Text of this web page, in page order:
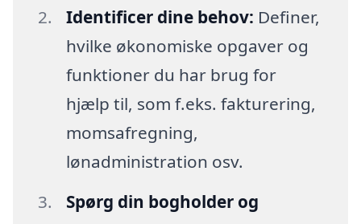
Identificer dine behov: Definer,
hvilke økonomiske opgaver og
funktioner du har brug for
hjælp til, som f.eks. fakturering,
momsafregning,
lønadministration osv.
Spørg din bogholder og